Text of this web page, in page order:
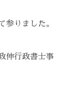
参りました。
伸行政書士事